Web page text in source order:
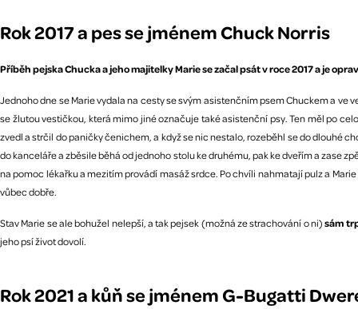
Rok 2017 a pes se jménem Chuck Norris
Příběh pejska Chucka a jeho majitelky Marie se začal psát v roce 2017 a je
Jednoho dne se Marie vydala na cesty se svým asistenčním psem Chuckem a
se žlutou vestičkou, která mimo jiné označuje také asistenční psy. Ten měl po
zvedl a strčil do paničky čenichem, a když se nic nestalo, rozeběhl se do dlouhé
do kanceláře a zběsile běhá od jednoho stolu ke druhému, pak ke dveřím a zase
na pomoc lékařku a mezitím provádí masáž srdce. Po chvíli nahmatají pulz a
vůbec dobře.
Stav Marie se ale bohužel nelepší, a tak pejsek (možná ze strachování o ni)sám
jeho psí život dovolí.
Rok 2021 a kůň se jménem G-Bugatti